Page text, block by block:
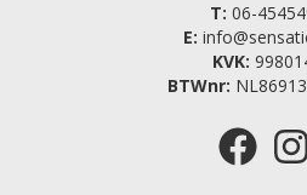
T: 06-
E:
KVK:
BTWnr: